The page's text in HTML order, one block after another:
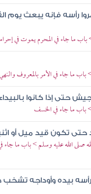
رأسه فإنه يبعث يوم
ما جاء في المحرم يموت في
ما جاء في الأمر بالمعروف
حتى إذا كانوا
باب ما جاء في الخسف
حتى تكون قيد ميل أو
صلى الله عليه وسلم > باب ما جاء
بيده وأوداجه تشخب